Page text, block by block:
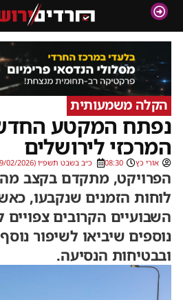
הקלה משמעותית
נפתח המקטע
המרכזי לירושלים
אורי כץ 08:30 כ״ב בשבט תשפ״ו (09/02/2026)
הפרויקט, מתקדם בקצב
לוחות הזמנים שנקבעו,
השבועיים הקרובים
נוספים שיביאו לשיפור
ובבטיחות הנסיעה.